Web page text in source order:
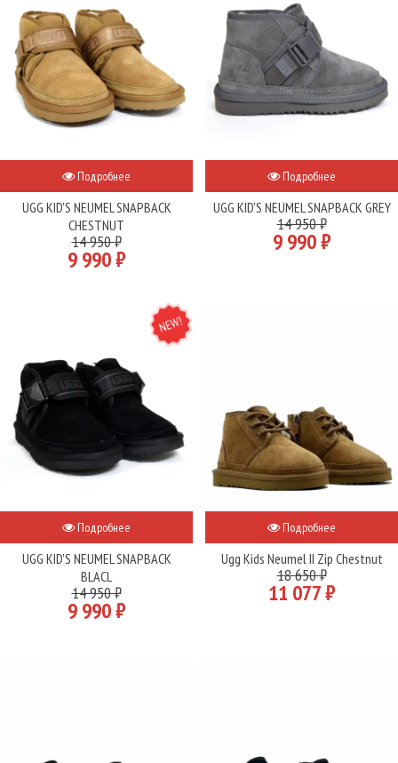
Подробнее
UGG KID'S NEUMEL SNAPBACK
CHESTNUT
14 950 ₽
9 990 ₽
Подробнее
UGG KID'S NEUMEL SNAPBACK GREY
14 950 ₽
9 990 ₽
NEW
Подробнее
UGG KID'S NEUMEL SNAPBACK
BLACL
14 950 ₽
9 990 ₽
Подробнее
Ugg Kids Neumel II Zip Chestnut
18 650 ₽
11 077 ₽